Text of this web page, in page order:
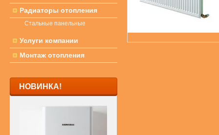
Радиаторы отопления
Стальные панельные
Услуги компании
Монтаж отопления
НОВИНКА!